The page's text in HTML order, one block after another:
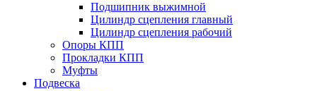
Подшипник выжимной
Цилиндр сцепления главный
Цилиндр сцепления рабочий
Опоры КПП
Прокладки КПП
Муфты
Подвеска